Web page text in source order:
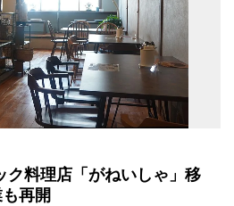
ク料理店「がねいしゃ」移
再開